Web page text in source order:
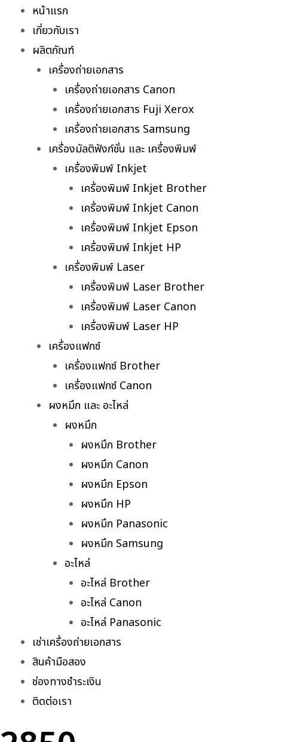
หน้าแรก
เกี่ยวกับเรา
ผลิตภัณฑ์
เครื่องถ่ายเอกสาร
เครื่องถ่ายเอกสาร Canon
เครื่องถ่ายเอกสาร Fuji Xerox
เครื่องถ่ายเอกสาร Samsung
เครื่องมัลติฟังก์ชั่น และ เครื่องพิมพ์
เครื่องพิมพ์ Inkjet
เครื่องพิมพ์ Inkjet Brother
เครื่องพิมพ์ Inkjet Canon
เครื่องพิมพ์ Inkjet Epson
เครื่องพิมพ์ Inkjet HP
เครื่องพิมพ์ Laser
เครื่องพิมพ์ Laser Brother
เครื่องพิมพ์ Laser Canon
เครื่องพิมพ์ Laser HP
เครื่องแฟกซ์
เครื่องแฟกซ์ Brother
เครื่องแฟกซ์ Canon
ผงหมึก และ อะไหล่
ผงหมึก
ผงหมึก Brother
ผงหมึก Canon
ผงหมึก Epson
ผงหมึก HP
ผงหมึก Panasonic
ผงหมึก Samsung
อะไหล่
อะไหล่ Brother
อะไหล่ Canon
อะไหล่ Panasonic
เช่าเครื่องถ่ายเอกสาร
สินค้ามือสอง
ช่องทางชำระเงิน
ติดต่อเรา